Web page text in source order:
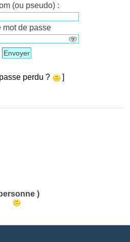
(ou pseudo) :
mot de passe
Envoyer
perdu ? ]
)